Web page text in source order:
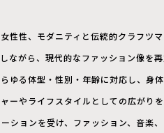
性性、モダニティと伝統的クラフツ
がら、現代的なファッション像を再
ゆる体型・性別・年齢に対応し、身
やライフスタイルとしての広がりを
ションを受け、ファッション、音楽